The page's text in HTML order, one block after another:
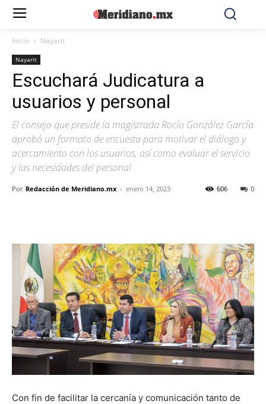
Inicio Nayarit
Nayarit
Escuchará Judicatura a
usuarios y personal
El consejo que preside la magistrada Rocío González García
aprobó un formato de encuesta para motivar el diálogo y
acercamiento con los usuarios, así como evaluar el servicio
y las necesidades del personal
Por Redacción de Meridiano.mx - enero 14, 2023 0
606
Con fin de facilitar la cercanía y comunicación tanto de